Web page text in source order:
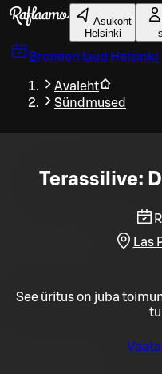
Liigu peamise sisu juurde
Asukoht
Helsinki
Broneeri laud Helsinki
Avaleht
Sündmused
Terassilive:
Las
See üritus on juba